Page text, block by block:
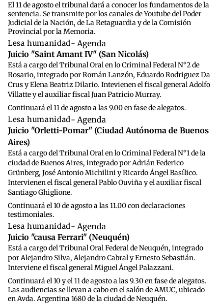
El 11 de agosto el tribunal dará a conocer los fundamentos de la
sentencia. Se transmite por los canales de Youtube del Poder
Judicial de la Nación, de La Retaguardia y de la Comisión
Provincial por la Memoria.
Lesa humanidad- Agenda
Juicio "Saint Amant IV" (San Nicolás)
Está a cargo del Tribunal Oral en lo Criminal Federal N°2 de
Rosario, integrado por Román Lanzón, Eduardo Rodriguez Da
Crus y Elena Beatriz Dilario. Intevienen el fiscal general Adolfo
Villatte y el auxiliar fiscal Juan Patricio Murray.
Continuará el 11 de agosto a las 9.00 en fase de alegatos.
Lesa humanidad- Agenda
Juicio "Orletti-Pomar" (Ciudad Autónoma de Buenos
Aires)
Está a cargo del Tribunal Oral en lo Criminal Federal N°1 de la
ciudad de Buenos Aires, integrado por Adrián Federico
Grünberg, José Antonio Michilini y Ricardo Ángel Basílico.
Intervienen el fiscal general Pablo Ouviña y el auxiliar fiscal
Santiago Ghiglione.
Continuará el 10 de agosto a las 11.00 con declaraciones
testimoniales.
Lesa humanidad- Agenda
Juicio "causa Ferrari" (Neuquén)
Está a cargo del Tribunal Oral Federal de Neuquén, integrado
por Alejandro Silva, Alejandro Cabral y Ernesto Sebastián.
Interviene el fiscal general Miguel Ángel Palazzani.
Continuará el 10 y el 11 de agosto a las 9.30 en fase de alegatos.
Las audiencias se llevan a cabo en el salón de AMUC, ubicado
en Avda. Argentina 1680 de la ciudad de Neuquén.